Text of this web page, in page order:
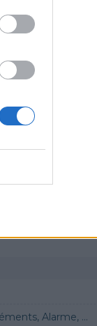
vous
Alarme, ...